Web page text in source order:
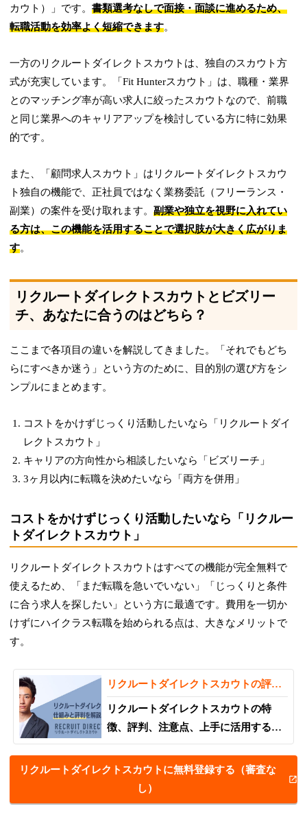
カウト）」です。書類選考なしで面接・面談に進めるため、
転職活動を効率よく短縮できます。
一方のリクルートダイレクトスカウトは、独自のスカウト方
式が充実しています。「Fit Hunterスカウト」は、職種・業界
とのマッチング率が高い求人に絞ったスカウトなので、前職
と同じ業界へのキャリアアップを検討している方に特に効果
的です。
また、「顧問求人スカウト」はリクルートダイレクトスカウ
ト独自の機能で、正社員ではなく業務委託（フリーランス・
副業）の案件を受け取れます。副業や独立を視野に入れてい
る方は、この機能を活用することで選択肢が大きく広がりま
す。
リクルートダイレクトスカウトとビズリー
チ、あなたに合うのはどちら？
ここまで各項目の違いを解説してきました。「それでもどち
らにすべきか迷う」という方のために、目的別の選び方をシ
ンプルにまとめます。
コストをかけずじっくり活動したいなら「リクルートダイ
レクトスカウト」
キャリアの方向性から相談したいなら「ビズリーチ」
3ヶ月以内に転職を決めたいなら「両方を併用」
コストをかけずじっくり活動したいなら「リクルー
トダイレクトスカウト」
リクルートダイレクトスカウトはすべての機能が完全無料で
使えるため、「まだ転職を急いでいない」「じっくりと条件
に合う求人を探したい」という方に最適です。費用を一切か
けずにハイクラス転職を始められる点は、大きなメリットで
す。
リクルートダイレクトスカウトの評
判・口コミと使い方を徹底解説
リクルートダイレクトスカウトの特
徴、評判、注意点、上手に活用するポ
イントをまとめて紹介。ハイクラス求
人に特化し、幅広い業界・職種の求人
を取り扱っているリクルートダイレク
トスカウトは、担当ヘッドハンターを
リクルートダイレクトスカウトに無料登録する（審査な
し）